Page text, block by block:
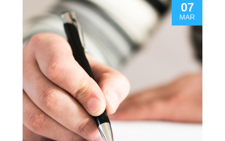
07
MAR